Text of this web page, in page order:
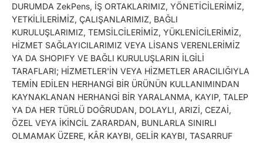
DURUMDA ZekPens, İŞ ORTAKLARIMIZ, YÖNETİCİLERİMİZ,
YETKİLİLERİMİZ, ÇALIŞANLARIMIZ, BAĞLI
KURULUŞLARIMIZ, TEMSİLCİLERİMİZ, YÜKLENİCİLERİMİZ,
HİZMET SAĞLAYICILARIMIZ VEYA LİSANS VERENLERİMİZ
YA DA SHOPIFY VE BAĞLI KURULUŞLARIN İLGİLİ
TARAFLARI; HİZMETLER'İN VEYA HİZMETLER ARACILIĞIYLA
TEMİN EDİLEN HERHANGİ BİR ÜRÜNÜN KULLANIMINDAN
KAYNAKLANAN HERHANGİ BİR YARALANMA, KAYIP, TALEP
YA DA HER TÜRLÜ DOĞRUDAN, DOLAYLI, ARIZİ, CEZAİ,
ÖZEL VEYA İKİNCİL ZARARDAN, BUNLARLA SINIRLI
OLMAMAK ÜZERE, KÂR KAYBI, GELİR KAYBI, TASARRUF